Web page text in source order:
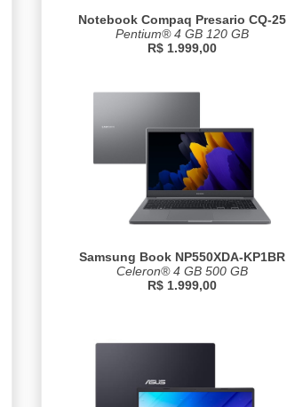
Notebook Compaq Presario CQ-25
Pentium® 4 GB 120 GB
R$ 1.999,00
Samsung Book NP550XDA-KP1BR
Celeron® 4 GB 500 GB
R$ 1.999,00